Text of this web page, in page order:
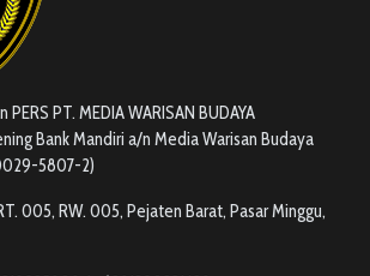
PT. MEDIA WARISAN BUDAYA
Bank Mandiri a/n Media Warisan Budaya
5807-2)
005, RW. 005, Pejaten Barat, Pasar Minggu,